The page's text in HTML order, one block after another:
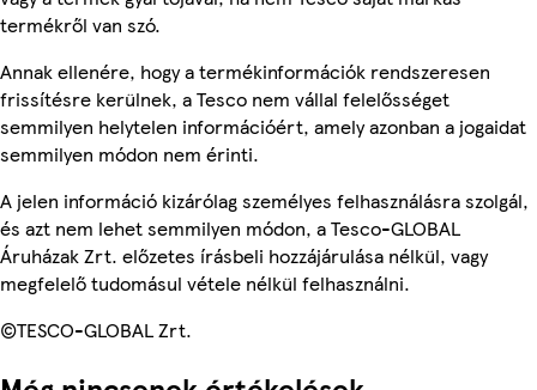
termékről van szó.
Annak ellenére, hogy a termékinformációk rendszeresen
frissítésre kerülnek, a Tesco nem vállal felelősséget
semmilyen helytelen információért, amely azonban a jogaidat
semmilyen módon nem érinti.
A jelen információ kizárólag személyes felhasználásra szolgál,
és azt nem lehet semmilyen módon, a Tesco-GLOBAL
Áruházak Zrt. előzetes írásbeli hozzájárulása nélkül, vagy
megfelelő tudomásul vétele nélkül felhasználni.
©TESCO-GLOBAL Zrt.